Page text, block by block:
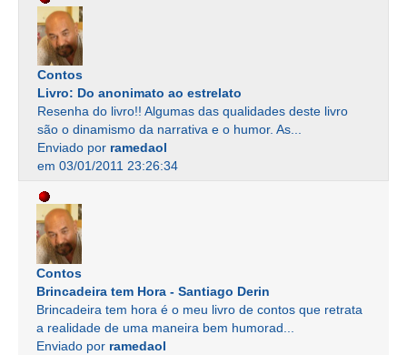
Contos
Livro: Do anonimato ao estrelato
Resenha do livro!! Algumas das qualidades deste livro
são o dinamismo da narrativa e o humor. As...
Enviado por ramedaol
em 03/01/2011 23:26:34
Contos
Brincadeira tem Hora - Santiago Derin
Brincadeira tem hora é o meu livro de contos que retrata
a realidade de uma maneira bem humorad...
Enviado por ramedaol